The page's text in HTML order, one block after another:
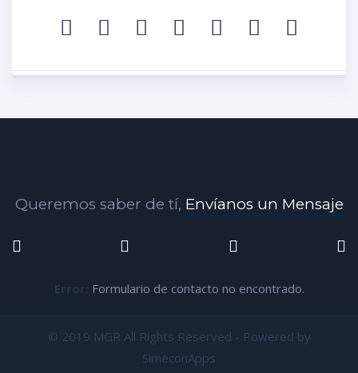
Queremos saber de tí, Envíanos un Mensaje
Error: Formulario de contacto no encontrado.
© 2019 MGR All Rights Reserved - Powered by
SimeconApps